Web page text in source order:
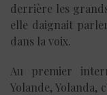
derrière les
elle daignait
dans la voix.
Au premier
Yolande, Yolanda,